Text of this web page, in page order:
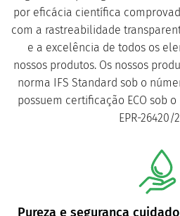
por eficácia científica
com a rastreabilidade
e a excelência de todos os
nossos produtos. Os nossos
norma IFS Standard sob o
possuem certificação ECO sob
EPR-26420/
Pureza e segurança